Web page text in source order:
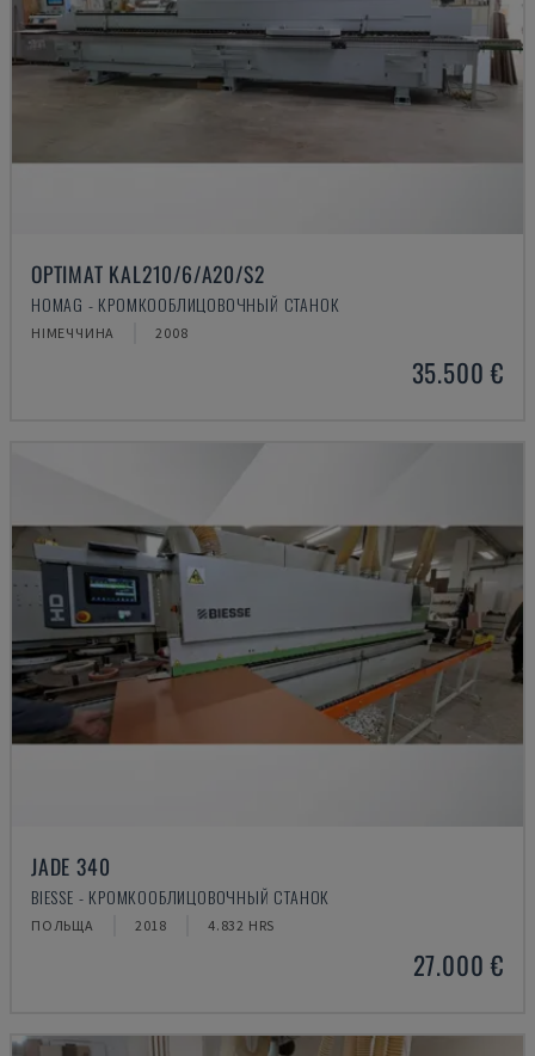
OPTIMAT KAL210/6/A20/S2
HOMAG - КРОМКООБЛИЦОВОЧНЫЙ СТАНОК
НІМЕЧЧИНА 2008
35.500 €
JADE 340
BIESSE - КРОМКООБЛИЦОВОЧНЫЙ СТАНОК
ПОЛЬЩА 2018 4.832 HRS
27.000 €